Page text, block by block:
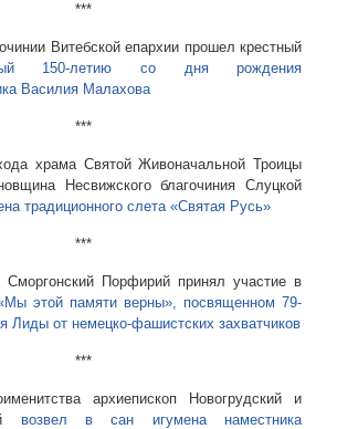
***
Витебской епархии прошел крестный
150-летию со дня рождения
Василия Малахова
***
храма Святой Живоначальной Троицы
Несвижского благочиния Слуцкой
традиционного слета «Святая Русь»
***
Сморгонский Порфирий принял участие в
этой памяти верны», посвященном 79-
Лиды от немецко-фашистских захватчиков
***
архиепископ Новогрудский и
возвел в сан игумена наместника